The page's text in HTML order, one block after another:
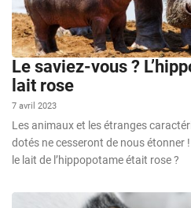
Le saviez-vous ?
lait rose
7 avril 2023
Les animaux et les étranges
dotés ne cesseront de nous étonner
le lait de l’hippopotame était rose ?